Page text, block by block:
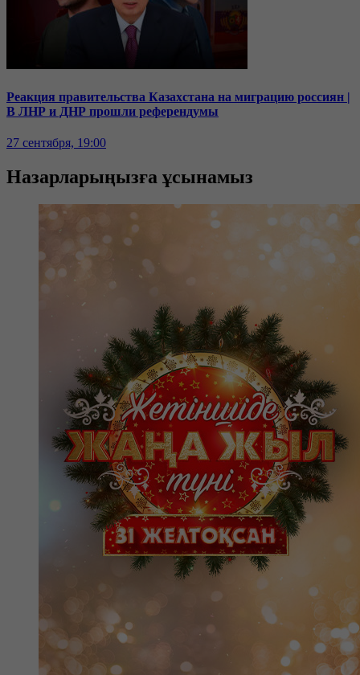
Реакция правительства Казахстана на миграцию россиян |
В ЛНР и ДНР прошли референдумы
27 сентября, 19:00
Назарларыңызға ұсынамыз